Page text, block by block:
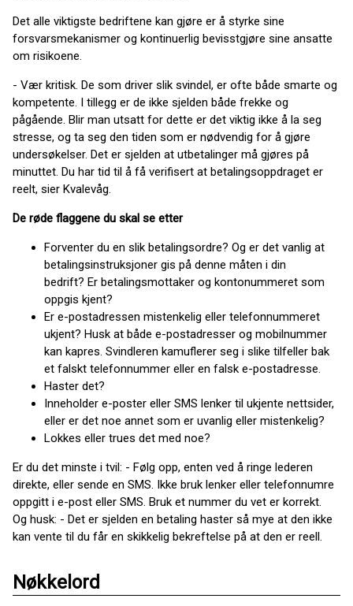
Det alle viktigste bedriftene kan gjøre er å styrke sine
forsvarsmekanismer og kontinuerlig bevisstgjøre sine ansatte
om risikoene.
- Vær kritisk. De som driver slik svindel, er ofte både smarte og
kompetente. I tillegg er de ikke sjelden både frekke og
pågående. Blir man utsatt for dette er det viktig ikke å la seg
stresse, og ta seg den tiden som er nødvendig for å gjøre
undersøkelser. Det er sjelden at utbetalinger må gjøres på
minuttet. Du har tid til å få verifisert at betalingsoppdraget er
reelt, sier Kvalevåg.
De røde flaggene du skal se etter
Forventer du en slik betalingsordre? Og er det vanlig at
betalingsinstruksjoner gis på denne måten i din
bedrift? Er betalingsmottaker og kontonummeret som
oppgis kjent?
Er e-postadressen mistenkelig eller telefonnummeret
ukjent? Husk at både e-postadresser og mobilnummer
kan kapres. Svindleren kamuflerer seg i slike tilfeller bak
et falskt telefonnummer eller en falsk e-postadresse.
Haster det?
Inneholder e-poster eller SMS lenker til ukjente nettsider,
eller er det noe annet som er uvanlig eller mistenkelig?
Lokkes eller trues det med noe?
Er du det minste i tvil: - Følg opp, enten ved å ringe lederen
direkte, eller sende en SMS. Ikke bruk lenker eller telefonnumre
oppgitt i e-post eller SMS. Bruk et nummer du vet er korrekt.
Og husk: - Det er sjelden en betaling haster så mye at den ikke
kan vente til du får en skikkelig bekreftelse på at den er reell.
Nøkkelord